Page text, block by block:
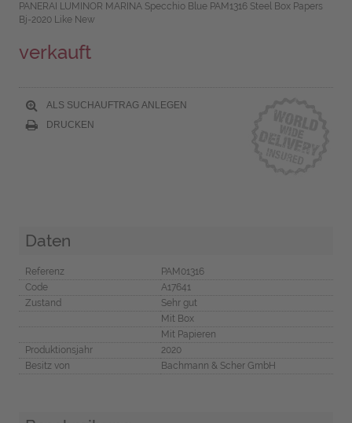
PANERAI LUMINOR MARINA Specchio Blue PAM1316 Steel Box Papers
Bj-2020 Like New
verkauft
ALS SUCHAUFTRAG ANLEGEN
DRUCKEN
Daten
Referenz
PAM01316
Code
A17641
Zustand
Sehr gut
Mit Box
Mit Papieren
Produktionsjahr
2020
Besitz von
Bachmann & Scher GmbH